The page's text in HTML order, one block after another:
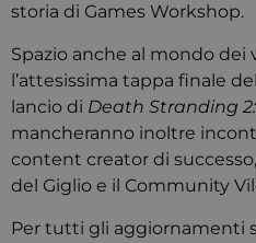
storia di Games Workshop.
Spazio anche al mondo dei
l’attesissima tappa finale
lancio di Death Stranding
mancheranno inoltre
content creator di
del Giglio e il Community
Per tutti gli aggiornamenti